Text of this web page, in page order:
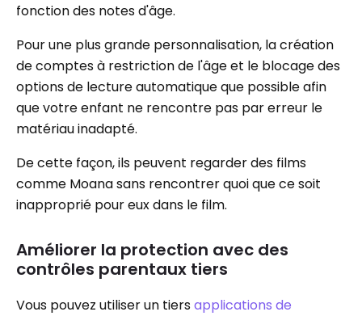
fonction des notes d'âge.
Pour une plus grande personnalisation, la création
de comptes à restriction de l'âge et le blocage des
options de lecture automatique que possible afin
que votre enfant ne rencontre pas par erreur le
matériau inadapté.
De cette façon, ils peuvent regarder des films
comme Moana sans rencontrer quoi que ce soit
inapproprié pour eux dans le film.
Améliorer la protection avec des
contrôles parentaux tiers
Vous pouvez utiliser un tiersapplications de